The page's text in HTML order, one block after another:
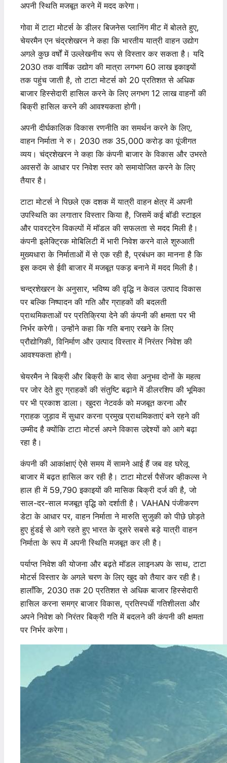
अपनी स्थिति मजबूत करने में मदद करेगा।
गोवा में टाटा मोटर्स के डीलर बिजनेस प्लानिंग मीट में बोलते हुए,
चेयरमैन एन चंद्रशेखरन ने कहा कि भारतीय यात्री वाहन उद्योग
अगले कुछ वर्षों में उल्लेखनीय रूप से विस्तार कर सकता है। यदि
2030 तक वार्षिक उद्योग की मात्रा लगभग 60 लाख इकाइयों
तक पहुंच जाती है, तो टाटा मोटर्स को 20 प्रतिशत से अधिक
बाजार हिस्सेदारी हासिल करने के लिए लगभग 12 लाख वाहनों की
बिक्री हासिल करने की आवश्यकता होगी।
अपनी दीर्घकालिक विकास रणनीति का समर्थन करने के लिए,
वाहन निर्माता ने रु। 2030 तक 35,000 करोड़ का पूंजीगत
व्यय। चंद्रशेखरन ने कहा कि कंपनी बाजार के विकास और उभरते
अवसरों के आधार पर निवेश स्तर को समायोजित करने के लिए
तैयार है।
टाटा मोटर्स ने पिछले एक दशक में यात्री वाहन क्षेत्र में अपनी
उपस्थिति का लगातार विस्तार किया है, जिसमें कई बॉडी स्टाइल
और पावरट्रेन विकल्पों में मॉडल की सफलता से मदद मिली है।
कंपनी इलेक्ट्रिक मोबिलिटी में भारी निवेश करने वाले शुरुआती
मुख्यधारा के निर्माताओं में से एक रही है, प्रबंधन का मानना ​​है कि
इस कदम से ईवी बाजार में मजबूत पकड़ बनाने में मदद मिली है।
चन्द्रशेखरन के अनुसार, भविष्य की वृद्धि न केवल उत्पाद विकास
पर बल्कि निष्पादन की गति और ग्राहकों की बदलती
प्राथमिकताओं पर प्रतिक्रिया देने की कंपनी की क्षमता पर भी
निर्भर करेगी। उन्होंने कहा कि गति बनाए रखने के लिए
प्रौद्योगिकी, विनिर्माण और उत्पाद विस्तार में निरंतर निवेश की
आवश्यकता होगी।
चेयरमैन ने बिक्री और बिक्री के बाद सेवा अनुभव दोनों के महत्व
पर जोर देते हुए ग्राहकों की संतुष्टि बढ़ाने में डीलरशिप की भूमिका
पर भी प्रकाश डाला। खुदरा नेटवर्क को मजबूत करना और
ग्राहक जुड़ाव में सुधार करना प्रमुख प्राथमिकताएं बने रहने की
उम्मीद है क्योंकि टाटा मोटर्स अपने विकास उद्देश्यों को आगे बढ़ा
रहा है।
कंपनी की आकांक्षाएं ऐसे समय में सामने आई हैं जब वह घरेलू
बाजार में बढ़त हासिल कर रही है। टाटा मोटर्स पैसेंजर व्हीकल्स ने
हाल ही में 59,790 इकाइयों की मासिक बिक्री दर्ज की है, जो
साल-दर-साल मजबूत वृद्धि को दर्शाती है। VAHAN पंजीकरण
डेटा के आधार पर, वाहन निर्माता ने मारुति सुजुकी को पीछे छोड़ते
हुए हुंडई से आगे रहते हुए भारत के दूसरे सबसे बड़े यात्री वाहन
निर्माता के रूप में अपनी स्थिति मजबूत कर ली है।
पर्याप्त निवेश की योजना और बढ़ते मॉडल लाइनअप के साथ, टाटा
मोटर्स विस्तार के अगले चरण के लिए खुद को तैयार कर रही है।
हालाँकि, 2030 तक 20 प्रतिशत से अधिक बाजार हिस्सेदारी
हासिल करना समग्र बाजार विकास, प्रतिस्पर्धी गतिशीलता और
अपने निवेश को निरंतर बिक्री गति में बदलने की कंपनी की क्षमता
पर निर्भर करेगा।